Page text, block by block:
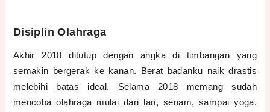
Disiplin Olahraga
Akhir 2018 ditutup dengan angka di timbangan yang
semakin bergerak ke kanan. Berat badanku naik drastis
melebihi batas ideal. Selama 2018 memang sudah
mencoba olahraga mulai dari lari, senam, sampai yoga.